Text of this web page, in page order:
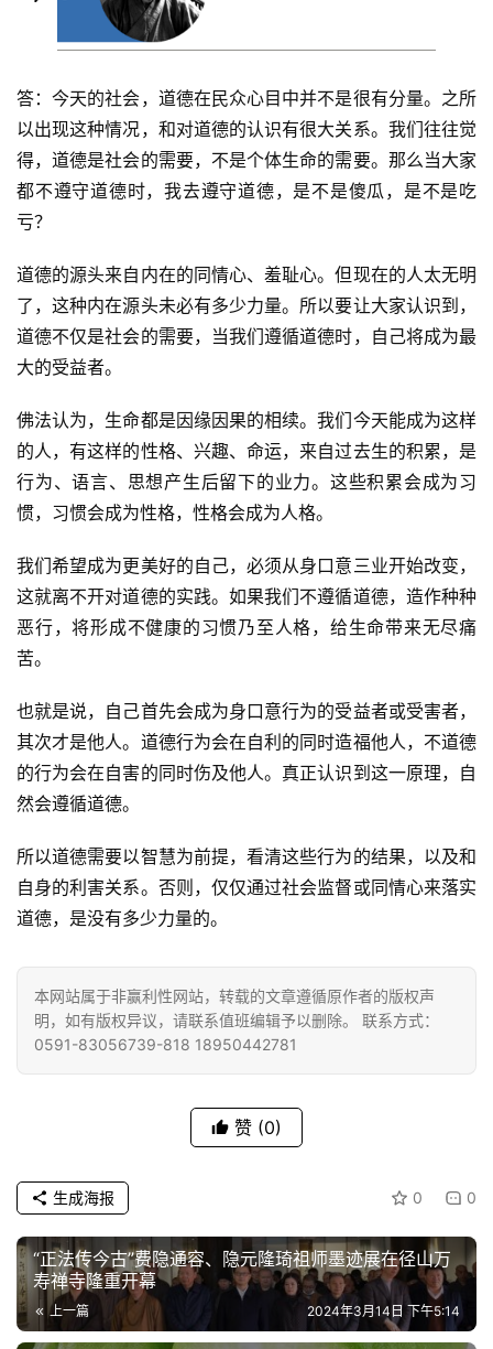
资
讯
点
僧
音
僧
访
谈
心
乐
菩
提
公
益
慈
善
佛
答：今天的社会，道德在民众心目中并不是很有分量。之所
以出现这种情况，和对道德的认识有很大关系。我们往往觉
得，道德是社会的需要，不是个体生命的需要。那么当大家
都不遵守道德时，我去遵守道德，是不是傻瓜，是不是吃
亏？
道德的源头来自内在的同情心、羞耻心。但现在的人太无明
了，这种内在源头未必有多少力量。所以要让大家认识到，
道德不仅是社会的需要，当我们遵循道德时，自己将成为最
大的受益者。
佛法认为，生命都是因缘因果的相续。我们今天能成为这样
的人，有这样的性格、兴趣、命运，来自过去生的积累，是
行为、语言、思想产生后留下的业力。这些积累会成为习
惯，习惯会成为性格，性格会成为人格。
我们希望成为更美好的自己，必须从身口意三业开始改变，
这就离不开对道德的实践。如果我们不遵循道德，造作种种
恶行，将形成不健康的习惯乃至人格，给生命带来无尽痛
苦。
也就是说，自己首先会成为身口意行为的受益者或受害者，
其次才是他人。道德行为会在自利的同时造福他人，不道德
的行为会在自害的同时伤及他人。真正认识到这一原理，自
然会遵循道德。
所以道德需要以智慧为前提，看清这些行为的结果，以及和
自身的利害关系。否则，仅仅通过社会监督或同情心来落实
道德，是没有多少力量的。
本网站属于非赢利性网站，转载的文章遵循原作者的版权声
明，如有版权异议，请联系值班编辑予以删除。 联系方式：
0591-83056739-818 18950442781
赞 (0)
0 0
生成海报
“正法传今古”费隐通容、隐元隆琦祖师墨迹展在径山万
寿禅寺隆重开幕
上一篇 2024年3月14日 下午5:14